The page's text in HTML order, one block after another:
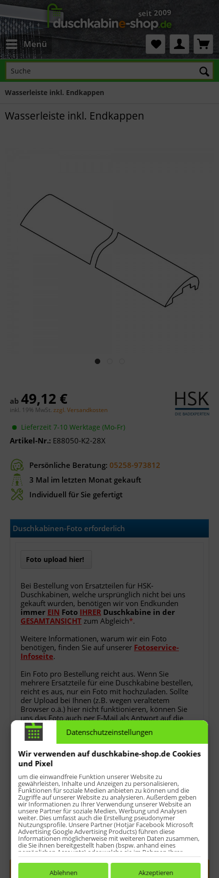
Menü
Wasserleiste inkl. Endkappen
Wasserleiste inkl. Endkappen
ab 49,12 €
inkl. 19% MwSt. zzgl. Versandkosten
Lieferzeit 7-10 Werktage (Mo-Fr)
Artikel-Nr.: E88050-K2-28X
Persönliche Beratung: 05258-973812
3 Mal im letzten Monat gekauft
Individuell für Sie gefertigt
Duschkabinen-Foto erforderlich
Foto upload hier!
Bei Bestellung von Ersatzteilen für HSK-
Duschkabinen, welche ursprünglich nicht bei uns
gekauft wurden, benötigen wir von Endkunden
immer EIN Foto IHRER Duschkabine in der
GESAMTANSICHT zum Abgleich*.
Weitere Informationen, warum wir ein Foto
benötigen, finden Sie auf unserer Fotoservice-
Infoseite.
Ein Foto pro Bestellung reicht aus. Wenn Sie
mehrere Ersatzteile für eine Duschkabine bestellen,
reicht es aus, nur ein Foto mit hochzuladen. Sollte
der Upload bei Ihnen (z.B. wegen veraltetem
Browser o.ä.) hier nicht funktionieren, können Sie
uns das Foto auch per E-Mail als Antwort auf die
Bestellbestätigung nach der Bestellung zusenden.
Ohne das Foto können wir Ihren Auftrag nicht
bearbeiten!
*keine Detailfotos, keine Rechnungs- oder
sonstwas.
Menge:
In den Warenkorb
Datenschutzeinstellungen
Wir verwenden auf duschkabine-shop.de Cookies
und Pixel
um die einwandfreie Funktion unserer Website zu
gewährleisten, Inhalte und Anzeigen zu personalisieren,
Funktionen für soziale Medien anbieten zu können und die
Zugriffe auf unserer Website zu analysieren. Außerdem geben
wir Informationen zu Ihrer Verwendung unserer Website an
unsere Partner für soziale Medien, Werbung und Analysen
weiter. Dies umfasst auch die Erstellung pseudonymer
Nutzungsprofile. Unsere Partner (Hotjar Facebook Microsoft
Advertising Google Advertising Products) führen diese
Informationen möglicherweise mit weiteren Daten zusammen,
die Sie ihnen bereitgestellt haben (bspw. anhand eines
persönlichen Accounts) oder welche sie im Rahmen Ihrer
Nutzung der Dienste gesammelt haben (bspw. Nutzungsdaten
anderer Geräte). Ihre Einwilligung zur Nutzung von Cookies
und Pixeln können Sie jederzeit widerrufen, indem Sie auf den
Ablehnen Akzeptieren